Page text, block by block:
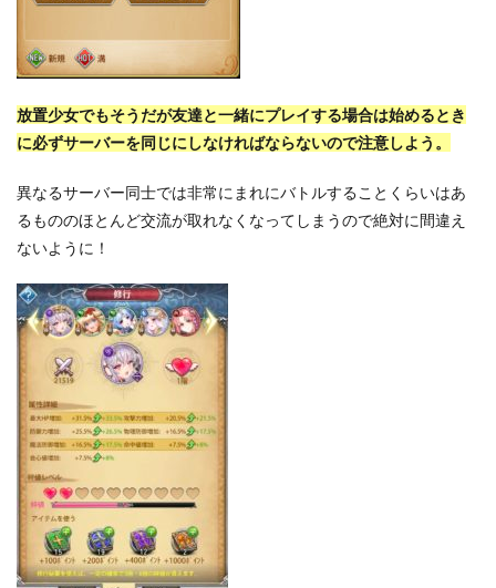
放置少女でもそうだが友達と一緒にプレイする場合は始めるとき
に必ずサーバーを同じにしなければならないので注意しよう。
異なるサーバー同士では非常にまれにバトルすることくらいはあ
るもののほとんど交流が取れなくなってしまうので絶対に間違え
ないように！